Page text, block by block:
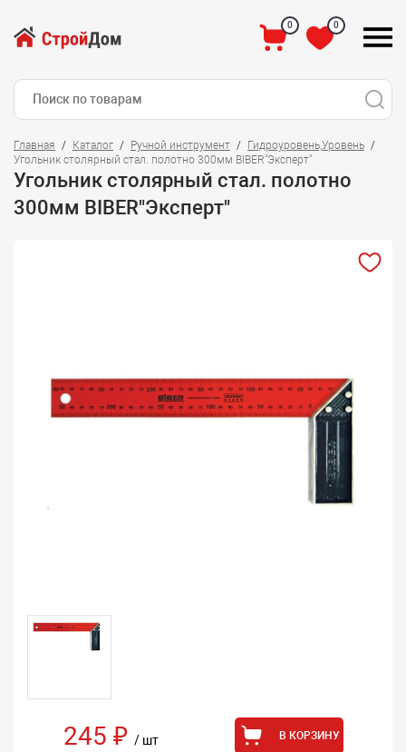
0 0
Главная Каталог Ручной инструмент
Гидроуровень,Уровень
Угольник столярный стал. полотно 300мм BIBER"Эксперт"
Угольник столярный стал. полотно
300мм BIBER"Эксперт"
245 ₽ / шт В КОРЗИНУ